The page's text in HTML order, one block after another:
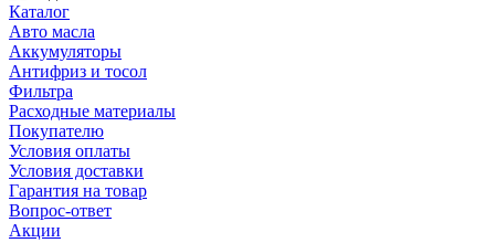
Каталог
Авто масла
Аккумуляторы
Антифриз и тосол
Фильтра
Расходные материалы
Покупателю
Условия оплаты
Условия доставки
Гарантия на товар
Вопрос-ответ
Акции